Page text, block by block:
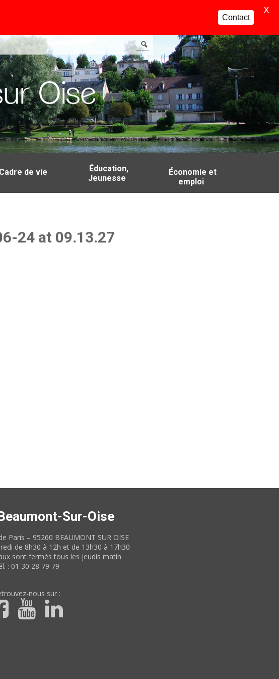
Cadre de vie
Éducation,
Jeunesse
Économie et
emploi
24 at 09.13.27
Sur-Oise
Paris – 95260 BEAUMONT SUR OISE
de 8h30 à 12h et de 13h30 à 17h30
sont fermés tous les jeudis matin
: 01 30 28 79 79
nous sur :
Contact
X